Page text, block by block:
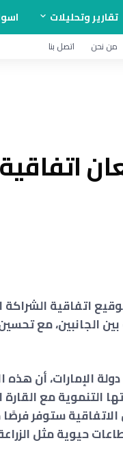
تقارير وتحليلات
من نحن اتصل بنا
اتفاقية
بين الجانبين، مع
الإمارات، أن هذه
التنموية مع القارة
ستوفر فرصًا
حيوية مثل